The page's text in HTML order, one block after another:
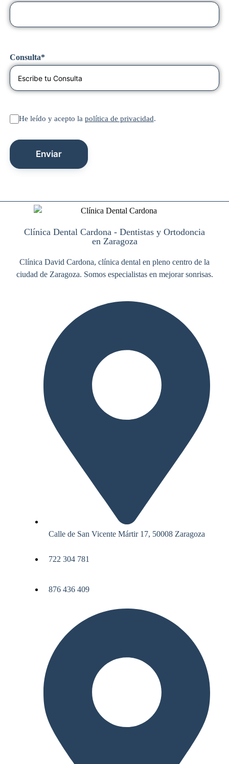
Consulta*
He leído y acepto la política de privacidad.
Clínica Dental Cardona - Dentistas y Ortodoncia
en Zaragoza
Clínica David Cardona, clínica dental en pleno centro de la
ciudad de Zaragoza. Somos especialistas en mejorar sonrisas.
Calle de San Vicente Mártir 17, 50008 Zaragoza
722 304 781
876 436 409